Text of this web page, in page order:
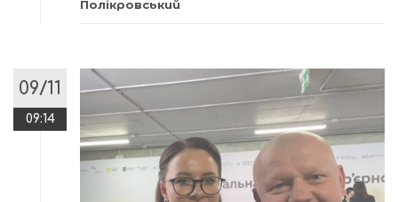
Полікровський
09/11
09:14